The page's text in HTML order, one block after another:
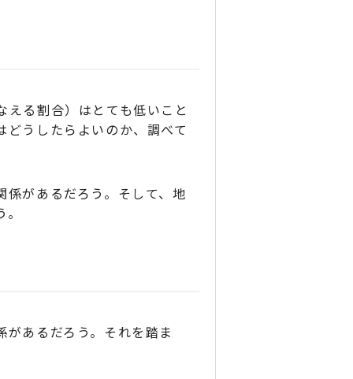
る割合）はとても低いこと
うしたらよいのか、調べて
があるだろう。そして、地
あるだろう。それを踏ま